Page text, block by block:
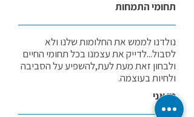
תחומי התמחות
נולדנו לממש את החלומות שלנו ולא
לסבול...לדייק את עצמנו בכל תחומי החיים
ולבחון זאת מעת לעת,להשפיע על הסביבה
ולחיות בעוצמה.
מי אני